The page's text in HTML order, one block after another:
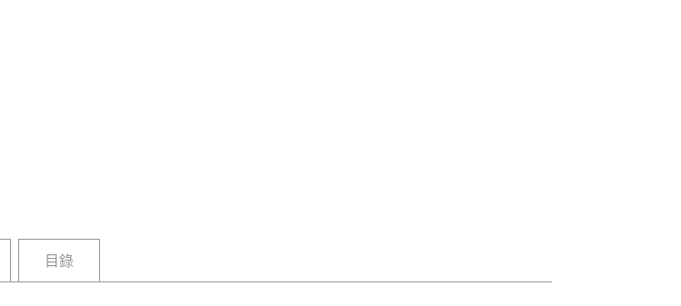
目錄